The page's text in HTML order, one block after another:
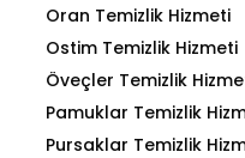
Oran Temizlik Hizmeti
Ostim Temizlik Hizmeti
Öveçler Temizlik
Pamuklar Temizlik
Pursaklar Temizlik